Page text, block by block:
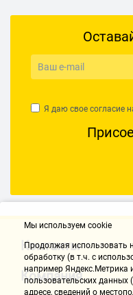
4 ГБ ОЗУ
12 ГБ ОЗУ Игровые
до 10000 до 15000
Смартфоны до 25 000 р
Смартфоны до 50 000 р
С GPS С NFC
Я даю свое согласие
Контакты
Компания
Мы используем cookie
Продолжая использовать
обработку (в т.ч. с
например Яндекс.Метрика
пользовательских
адресе, сведений о